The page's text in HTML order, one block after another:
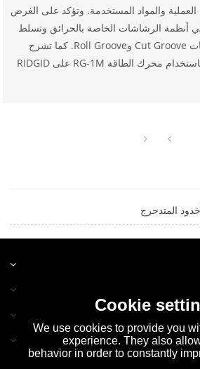
العملية والمواد المستخدمة. وتؤكد على الغرض
في أنظمة الرشاشات الخاصة بالحرائق وتسلط
الضوء على الفرق بين تقنيات Cut Groove وRoll Groove. كما تشرح
المقالة كيفية عمل أخدود باستخدام محرك الطاقة RG-1M على RIDGID
المتدحرج
Cookie
We use cookies to provide you
experience. They also
behavior in order to constantly